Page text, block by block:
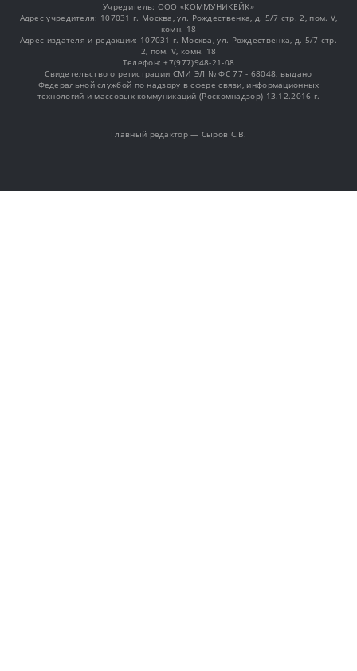
Учредитель: OOO «КОММУНИКЕЙК»
Адрес учредителя: 107031 г. Москва, ул. Рождественка, д. 5/7 стр. 2, пом. V,
комн. 18
Адрес издателя и редакции: 107031 г. Москва, ул. Рождественка, д. 5/7 стр.
2, пом. V, комн. 18
Телефон: +7(977)948-21-08
Свидетельство о регистрации СМИ ЭЛ № ФС 77 - 68048, выдано
Федеральной службой по надзору в сфере связи, информационных
технологий и массовых коммуникаций (Роскомнадзор) 13.12.2016 г.
Главный редактор — Сыров С.В.